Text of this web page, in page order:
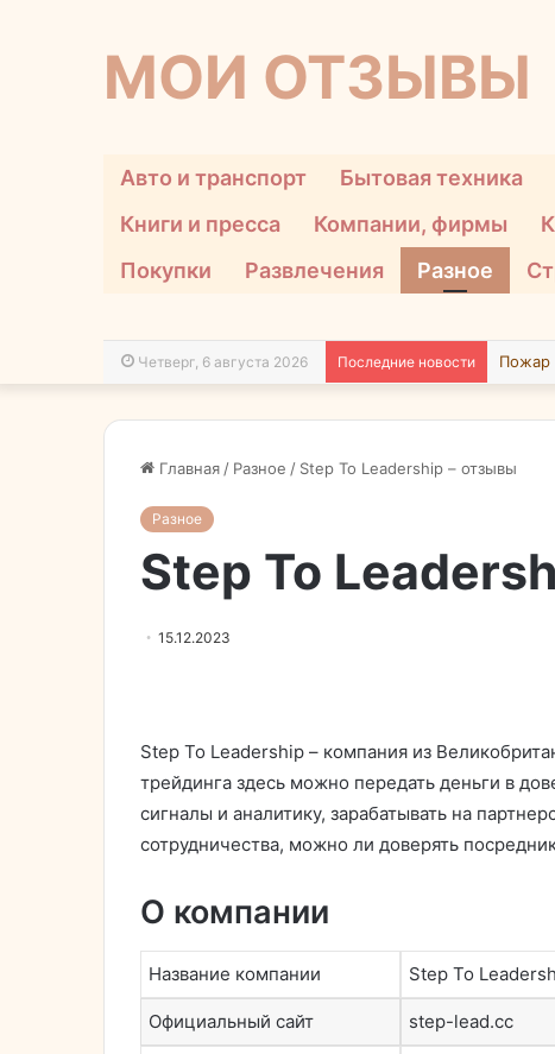
МОИ ОТЗЫВЫ
Авто и транспорт Бытовая техника
Книги и пресса
Компании, фирмы
Покупки
Развлечения Разное
Четверг, 6 августа 2026 Последние новости
Главная / Разное / Step To Leadership – отзывы
Разное
Step To
15.12.2023
Step To Leadership – компания из
трейдинга здесь можно передать деньги в
сигналы и аналитику, зарабатывать на
сотрудничества, можно ли доверять
О компании
Название компании Step To
Официальный сайт step-lead.cc